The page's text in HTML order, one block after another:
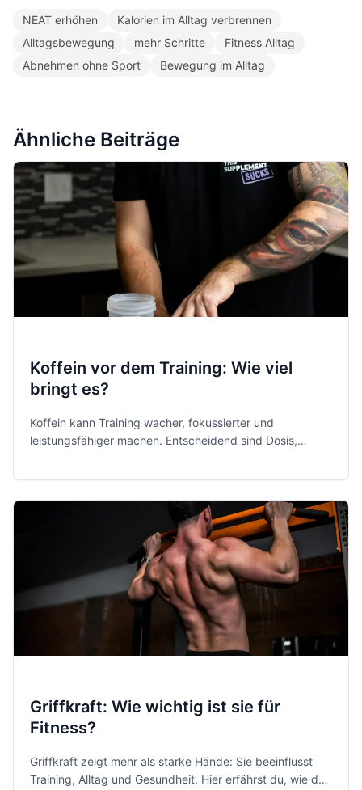
NEAT erhöhen
Kalorien im Alltag verbrennen
Alltagsbewegung
mehr Schritte
Fitness Alltag
Abnehmen ohne Sport
Bewegung im Alltag
Ähnliche Beiträge
Koffein vor dem Training: Wie viel
bringt es?
Koffein kann Training wacher, fokussierter und
leistungsfähiger machen. Entscheidend sind Dosis,
Griffkraft: Wie wichtig ist sie für
Fitness?
Griffkraft zeigt mehr als starke Hände: Sie beeinflusst
Training, Alltag und Gesundheit. Hier erfährst du, wie du